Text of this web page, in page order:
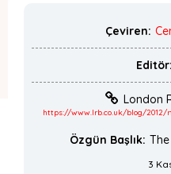
Çeviren:
Editör:
London
https://www.lrb.co.uk/blog/
Özgün Başlık:
3